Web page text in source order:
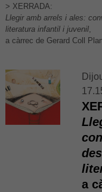
> XERRADA:
Llegir amb arrels i ales:
literatura infantil i juvenil,
a càrrec de Gerard Coll
a